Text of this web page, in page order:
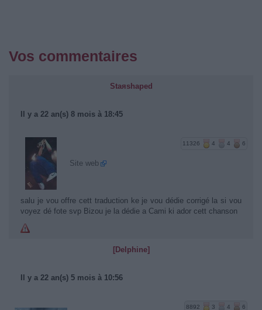
Vos commentaires
Staяshaped
Il y a 22 an(s) 8 mois à 18:45
11326 4 4 6
Site web
salu je vou offre cett traduction ke je vou dédie corrigé la si vou
voyez dé fote svp Bizou je la dédie a Cami ki ador cett chanson
[Delphine]
Il y a 22 an(s) 5 mois à 10:56
8892 3 4 6